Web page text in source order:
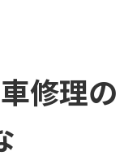
修理の